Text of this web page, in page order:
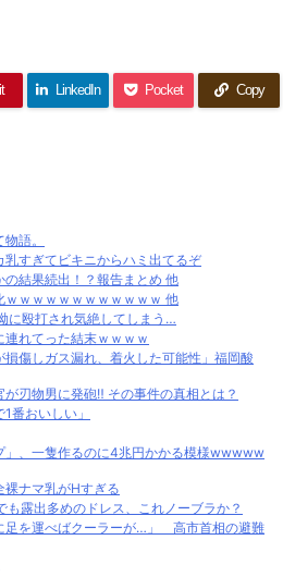
LinkedIn Pocket Copy
語。
乳すぎてビキニからハミ出てるぞ
の結果続出！？報告まとめ 他
ｗｗｗｗｗｗｗｗｗｗｗｗ 他
に殴打され気絶してしまう…
れてった結末ｗｗｗｗ
傷しガス漏れ、着火した可能性」福岡酸
が刃物男に発砲‼ その事件の真相とは？
番おいしい」
」、一隻作るのに4兆円かかる模様wwwww
裸ナマ乳がHすぎる
も露出多めのドレス、これノーブラか？
足を運べばクーラーが…」 高市首相の避難